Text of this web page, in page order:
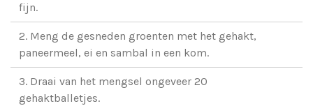
fijn.
2. Meng de gesneden groenten met het gehakt,
paneermeel, ei en sambal in een kom.
3. Draai van het mengsel ongeveer 20
gehaktballetjes.